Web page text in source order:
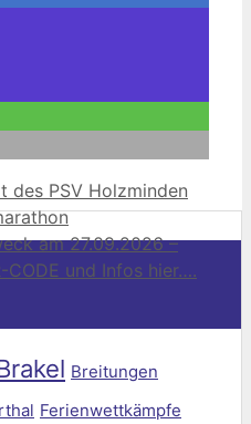
des PSV Holzminden
am 27.09.2026 –
CODE und Infos hier….
Breitungen
Ferienwettkämpfe